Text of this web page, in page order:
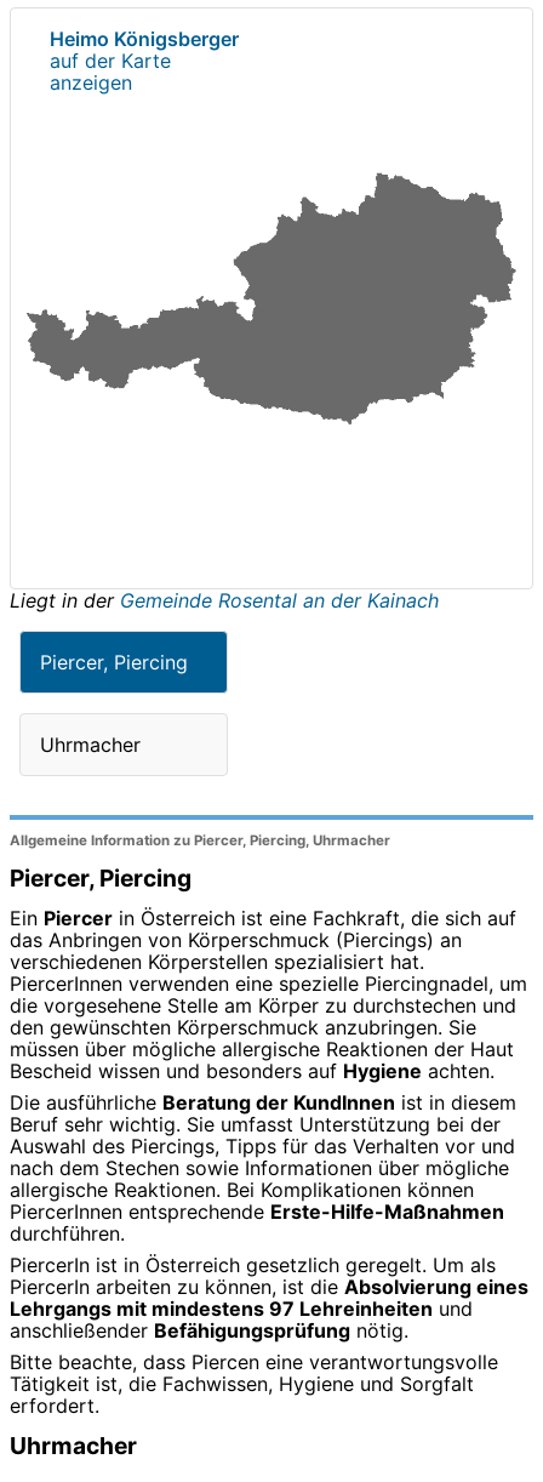
Heimo Königsberger
auf der Karte
anzeigen
Liegt in der Gemeinde Rosental an der Kainach
Piercer, Piercing
Uhrmacher
Allgemeine Information zu Piercer, Piercing, Uhrmacher
Piercer, Piercing
Ein Piercer in Österreich ist eine Fachkraft, die sich auf
das Anbringen von Körperschmuck (Piercings) an
verschiedenen Körperstellen spezialisiert hat.
PiercerInnen verwenden eine spezielle Piercingnadel, um
die vorgesehene Stelle am Körper zu durchstechen und
den gewünschten Körperschmuck anzubringen. Sie
müssen über mögliche allergische Reaktionen der Haut
Bescheid wissen und besonders auf Hygiene achten.
Die ausführliche Beratung der KundInnen ist in diesem
Beruf sehr wichtig. Sie umfasst Unterstützung bei der
Auswahl des Piercings, Tipps für das Verhalten vor und
nach dem Stechen sowie Informationen über mögliche
allergische Reaktionen. Bei Komplikationen können
PiercerInnen entsprechende Erste-Hilfe-Maßnahmen
durchführen.
PiercerIn ist in Österreich gesetzlich geregelt. Um als
PiercerIn arbeiten zu können, ist die Absolvierung eines
Lehrgangs mit mindestens 97 Lehreinheiten und
anschließender Befähigungsprüfung nötig.
Bitte beachte, dass Piercen eine verantwortungsvolle
Tätigkeit ist, die Fachwissen, Hygiene und Sorgfalt
erfordert.
Uhrmacher